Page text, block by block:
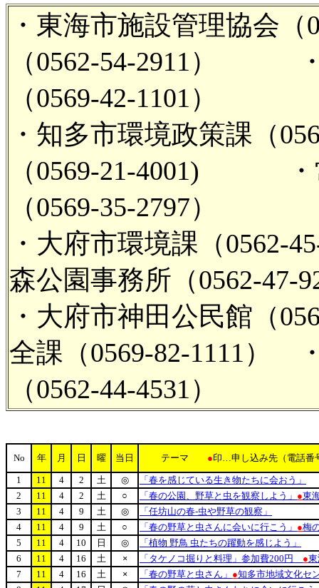
・東海市施設管理協会
（0562-54-2911）
（0569-42-1101）
・知多市環境政策課（
（0569-21-4001)
（0569-35-2797）
・大府市環境課（
森公園事務所（0562-47-
・大府市神田公民館（
全課（0569-82-1111）
（0562-44-4531）
No 年 月 日 曜 当日 テーマ ●印…申し込み先（電話番
1 11 4 2 土 ◎
「春を感じている生き物たちに会おう」
2
11 4 2 土 ○ 「春の公園、野草と虫を観察しよう」 ●東
3
11 4 9 土 ◎
「任坊山の春-虫や野草の観察」
4
11 4 9 土 ○ 「春の野草と虫さんに会いに行こう」 ●梅
5
11 4 10 日 ◎
「植物 野鳥 虫たちの躍動を感じよう」
6
11 4 16 土 × 「タケノコ掘りと料理」参加費200円 ●
7
11 4 16 土 × 「春の野草と虫さん」 ●知多市地域文化セ